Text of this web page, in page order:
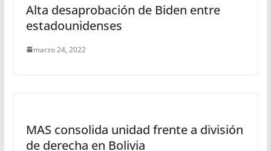
Alta desaprobación de Biden entre
estadounidenses
marzo 24, 2022
MAS consolida unidad frente a división
de derecha en Bolivia